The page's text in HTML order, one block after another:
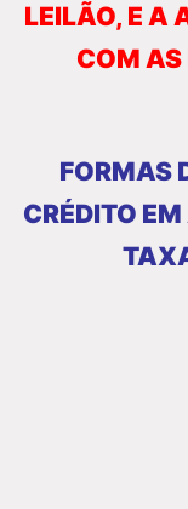
LEILÃO, E A
COM AS
FORMAS
CRÉDITO